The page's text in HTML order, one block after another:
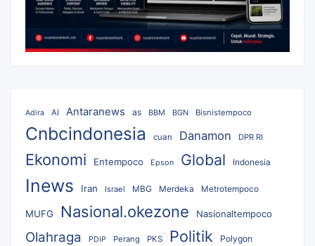
Adira AI Antaranews as BBM BGN Bisnistempoco
Cnbcindonesia cuan Danamon DPR RI
Ekonomi Entempoco Epson Global Indonesia
Inews Iran Israel MBG Merdeka Metrotempoco
MUFG Nasional.okezone Nasionaltempoco
Olahraga PDIP Perang PKS Politik Polygon